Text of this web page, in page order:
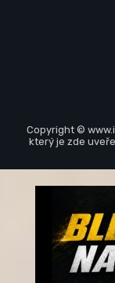
Copyright ©
který je zde